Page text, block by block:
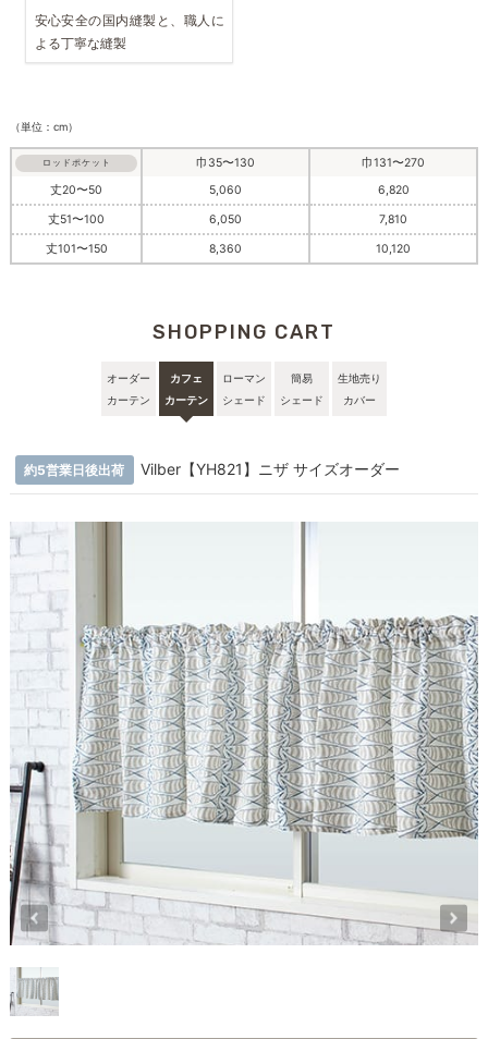
安心安全の国内縫製と、職人に
よる丁寧な縫製
（単位：cm）
ロッドポケット 巾35〜130
巾131〜270
丈20〜50
5,060 6,820
丈51〜100 6,050 7,810
丈101〜150 8,360 10,120
SHOPPING CART
オーダー
カーテン
カフェ
カーテン
ローマン
シェード
簡易
シェード
生地売り
カバー
約5営業日後出荷 Vilber【YH821】ニザ サイズオーダー